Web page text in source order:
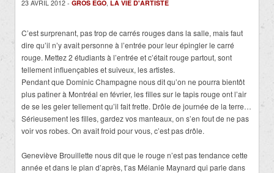
23 AVRIL 2012 - GROS EGO LA VIE D'ARTISTE
C’est surprenant, pas trop de carrés rouges dans la salle, mais faut
dire qu’il n’y avait personne à l’entrée pour leur épingler le carré
rouge. Mettez 2 étudiants à l’entrée et c’était rouge partout, sont
tellement influençables et suiveux, les artistes.
Pendant que Dominic Champagne nous dit qu’on ne pourra bientôt
plus patiner à Montréal en février, les filles sur le tapis rouge ont l’air
de se les geler tellement qu’il fait frette. Drôle de journée de la terre…
Sérieusement les filles, gardez vos manteaux, on s’en fout de ne pas
voir vos robes. On avait froid pour vous, c’est pas drôle.
Geneviève Brouillette nous dit que le rouge n’est pas tendance cette
année et dans le plan d’après, t’as Mélanie Maynard qui parle dans